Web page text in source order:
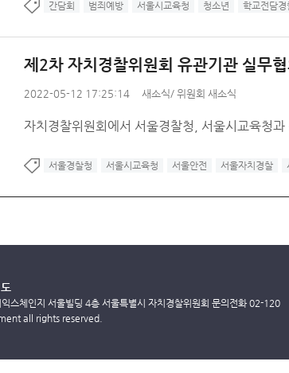
간담회 범죄예방 서울시교육청 청소년 학교전담경
제2차 자치경찰위원회 유관기관 실무협
2022-05-12 17:25:14 새소식/ 위원회 새소식
자치경찰위원회에서 서울경찰청, 서울시교육청
서울경찰청 서울시교육청 서울안전 서울자치경찰
스체인지 서울빌딩 4층 서울특별시 자치경찰위원회 문의전화 02-120
all rights reserved.